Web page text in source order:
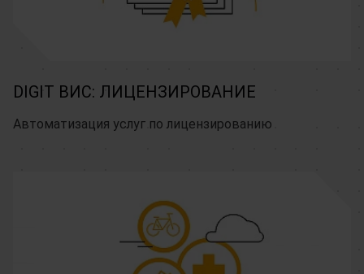
DIGIT ВИС: ЛИЦЕНЗИРОВАНИЕ
Автоматизация услуг по лицензированию